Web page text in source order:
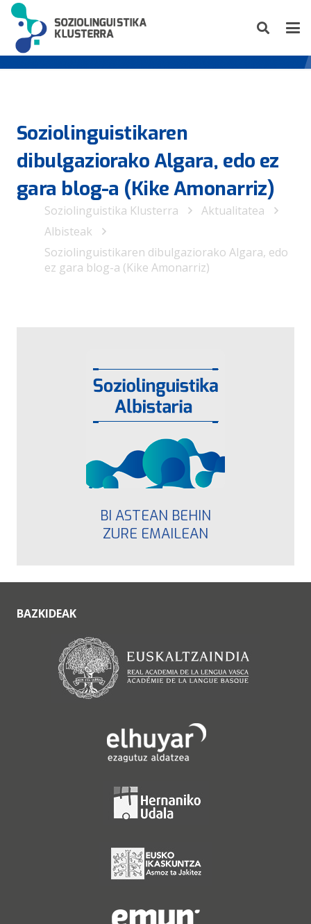
Soziolinguistikaren
dibulgaziorako Algara, edo ez
gara blog-a (Kike Amonarriz)
Soziolinguistika Klusterra
Aktualitatea
Albisteak
Soziolinguistikaren dibulgaziorako Algara, edo
ez gara blog-a (Kike Amonarriz)
BI ASTEAN BEHIN
ZURE EMAILEAN
BAZKIDEAK